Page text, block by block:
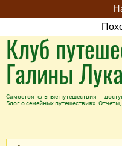
Клуб
Галины
Самостоятельные путешествия —
Блог о семейных путешествиях.